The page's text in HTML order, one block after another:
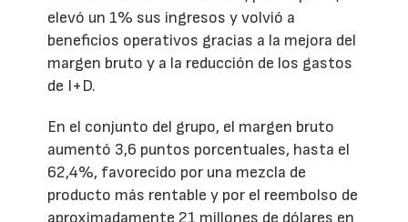
elevó un 1% sus ingresos y volvió a
beneficios operativos gracias a la mejora del
margen bruto y a la reducción de los gastos
de I+D.
En el conjunto del grupo, el margen bruto
aumentó 3,6 puntos porcentuales, hasta el
62,4%, favorecido por una mezcla de
producto más rentable y por el reembolso de